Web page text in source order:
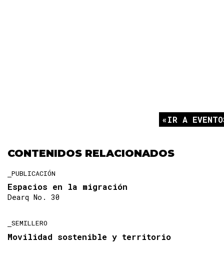
IR A
CONTENIDOS RELACIONADOS
PUBLICACIÓN
Espacios en la migración
Dearq No. 30
SEMILLERO
Movilidad sostenible y territorio